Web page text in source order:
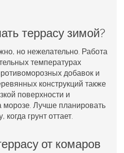
террасу зимой?
но нежелательно. Работа
температурах
добавок и
конструкций также
поверхности и
морозе. Лучше планировать
грунт оттает.
от комаров